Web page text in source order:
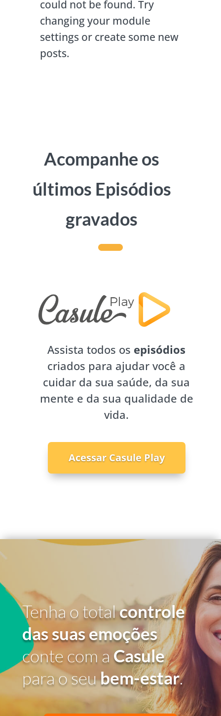
could not be found. Try
changing your module
settings or create some new
posts.
Acompanhe os
últimos Episódios
gravados
Assista todos os episódios
criados para ajudar você a
cuidar da sua saúde, da sua
mente e da sua qualidade de
vida.
Acessar Casule Play
Tenha o totalcontrole
das suas emoções
conte com a Casule
para o seubem-estar.